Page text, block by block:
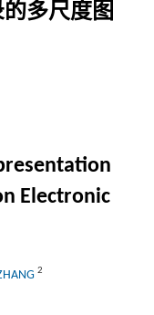
多尺度图
Electronic
2